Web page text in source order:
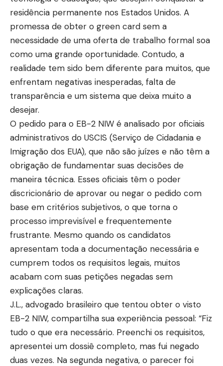
residência permanente nos Estados Unidos. A
promessa de obter o green card sem a
necessidade de uma oferta de trabalho formal soa
como uma grande oportunidade. Contudo, a
realidade tem sido bem diferente para muitos, que
enfrentam negativas inesperadas, falta de
transparência e um sistema que deixa muito a
desejar.
O pedido para o EB-2 NIW é analisado por oficiais
administrativos do USCIS (Serviço de Cidadania e
Imigração dos EUA), que não são juízes e não têm a
obrigação de fundamentar suas decisões de
maneira técnica. Esses oficiais têm o poder
discricionário de aprovar ou negar o pedido com
base em critérios subjetivos, o que torna o
processo imprevisível e frequentemente
frustrante. Mesmo quando os candidatos
apresentam toda a documentação necessária e
cumprem todos os requisitos legais, muitos
acabam com suas petições negadas sem
explicações claras.
J.L., advogado brasileiro que tentou obter o visto
EB-2 NIW, compartilha sua experiência pessoal: “Fiz
tudo o que era necessário. Preenchi os requisitos,
apresentei um dossiê completo, mas fui negado
duas vezes. Na segunda negativa, o parecer foi